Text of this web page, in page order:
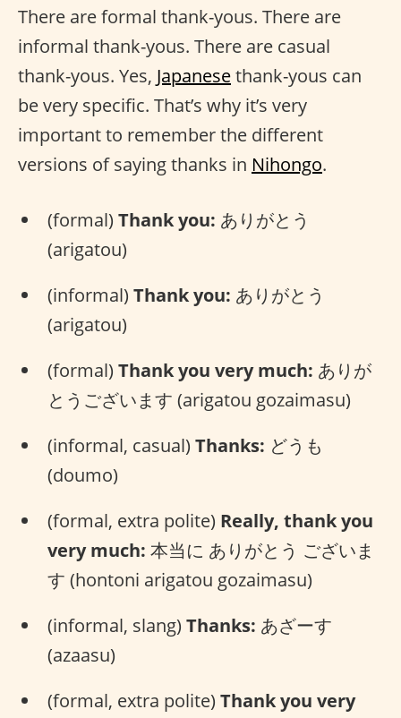
There are formal thank-yous. There are
informal thank-yous. There are casual
thank-yous. Yes, Japanesethank-yous can
be very specific. That’s why it’s very
important to remember the different
versions of saying thanks in Nihongo.
(formal) Thank you: ありがとう
(arigatou)
(informal) Thank you: ありがとう
(arigatou)
(formal) Thank you very much: ありが
とうございます (arigatou gozaimasu)
(informal, casual) Thanks: どうも
(doumo)
(formal, extra polite) Really, thank you
very much: 本当に ありがとう ございま
す (hontoni arigatou gozaimasu)
(informal, slang) Thanks: あざーす
(azaasu)
(formal, extra polite) Thank you very